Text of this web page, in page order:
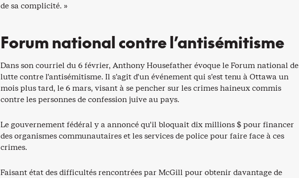
de sa complicité. »
Forum national contre l’antisémitisme
Dans son courriel du 6 février, Anthony Housefather évoque le Forum national de
lutte contre l’antisémitisme. Il s’agit d’un événement qui s’est tenu à Ottawa un
mois plus tard, le 6 mars, visant à se pencher sur les crimes haineux commis
contre les personnes de confession juive au pays.
Le gouvernement fédéral y a annoncé qu’il bloquait dix millions $ pour financer
des organismes communautaires et les services de police pour faire face à ces
crimes.
Faisant état des difficultés rencontrées par McGill pour obtenir davantage de